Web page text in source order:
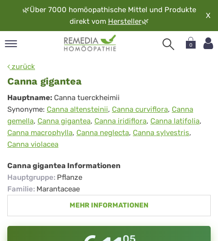
🌿Über 7000 homöopathische Mittel und Produkte
direkt vom Hersteller🌿
X
0
zurück
Canna gigantea
Canna
gigantea
Hauptname: Canna tuerckheimii
Synonyme: Canna altensteinii, Canna curviflora, Canna
gemella, Canna gigantea, Canna iridiflora, Canna latifolia,
Canna macrophylla, Canna neglecta, Canna sylvestris,
Canna violacea
Canna gigantea Informationen
Hauptgruppe: Pflanze
Familie: Marantaceae
MEHR INFORMATIONEN